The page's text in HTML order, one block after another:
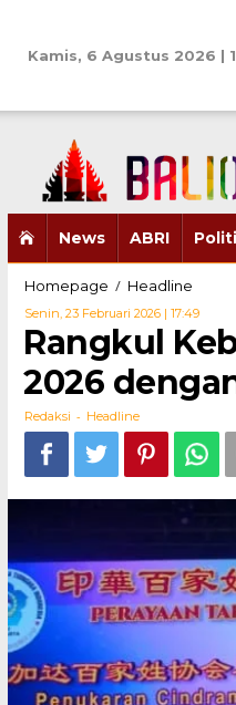
Kamis, 6 Agustus 2026 |
News ABRI
Homepage / Headline
PSMTI
DKI
Imlek
2026
Senin, 23 Februari 2026 | 17:49Oleh
Redaksi
Rangkul
2026
Redaksi - Headline